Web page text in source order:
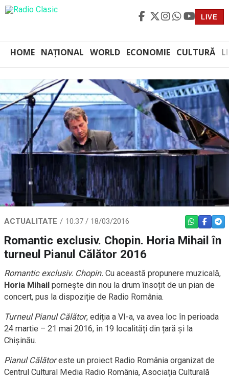
LIVE
HOME NAȚIONAL WORLD ECONOMIE CULTURĂ
ACTUALITATE 10:37 / 18/03/2016 WHATSAPP
Romantic exclusiv. Chopin. Horia Mihail în
turneul Pianul Călător 2016
Romantic exclusiv. Chopin. Cu această propunere muzicală,
Horia Mihail pornește din nou la drum însoțit de un pian de
concert, pus la dispoziție de Radio România.
Turneul Pianul Călător, ediția a VI-a, va avea loc în perioada
24 martie – 21 mai 2016, în 19 localități din țară și la
Chișinău.
Pianul Călătoreste un proiect Radio România organizat de
Centrul Cultural Media Radio România, Asociaţia Culturală